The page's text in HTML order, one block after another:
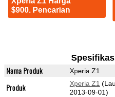
$900. Pencarian
Nama Produk Xperia Z1
Produk Xperia Z1
2013-09-01)